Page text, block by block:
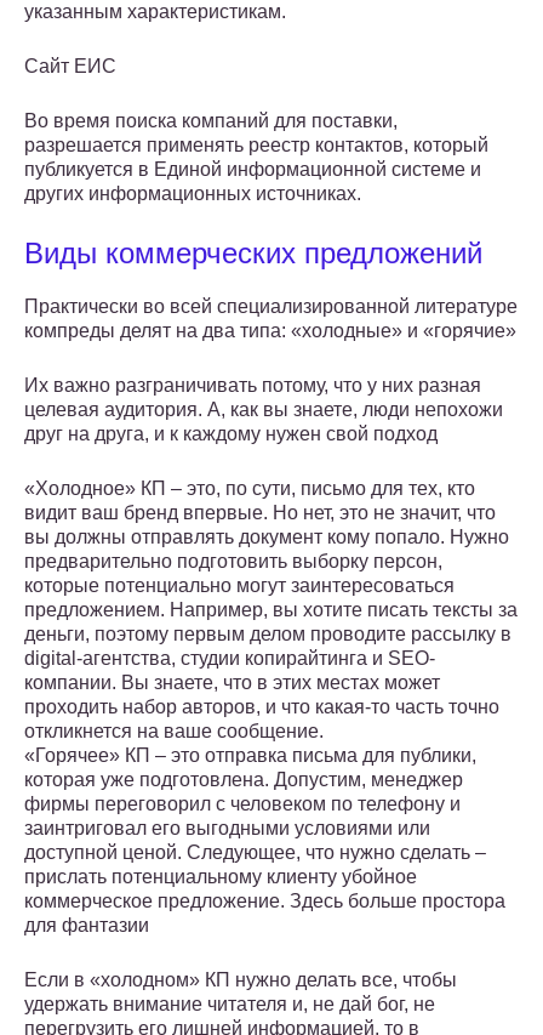
указанным характеристикам.
Сайт ЕИС
Во время поиска компаний для поставки,
разрешается применять реестр контактов, который
публикуется в Единой информационной системе и
других информационных источниках.
Виды коммерческих предложений
Практически во всей специализированной литературе
компреды делят на два типа: «холодные» и «горячие»
Их важно разграничивать потому, что у них разная
целевая аудитория. А, как вы знаете, люди непохожи
друг на друга, и к каждому нужен свой подход
«Холодное» КП – это, по сути, письмо для тех, кто
видит ваш бренд впервые. Но нет, это не значит, что
вы должны отправлять документ кому попало. Нужно
предварительно подготовить выборку персон,
которые потенциально могут заинтересоваться
предложением. Например, вы хотите писать тексты за
деньги, поэтому первым делом проводите рассылку в
digital-агентства, студии копирайтинга и SEO-
компании. Вы знаете, что в этих местах может
проходить набор авторов, и что какая-то часть точно
откликнется на ваше сообщение.
«Горячее» КП – это отправка письма для публики,
которая уже подготовлена. Допустим, менеджер
фирмы переговорил с человеком по телефону и
заинтриговал его выгодными условиями или
доступной ценой. Следующее, что нужно сделать –
прислать потенциальному клиенту убойное
коммерческое предложение. Здесь больше простора
для фантазии
Если в «холодном» КП нужно делать все, чтобы
удержать внимание читателя и, не дай бог, не
перегрузить его лишней информацией, то в